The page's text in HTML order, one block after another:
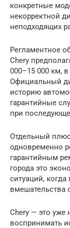
конкретные
некорректной
неподходящих
Регламентное
Chery
000–15 000 км,
Официальный
историю
гарантийные
при
Отдельный
одновременно
гарантийным
города это
ситуаций,
вмешательства
Chery — это уже
воспринимать